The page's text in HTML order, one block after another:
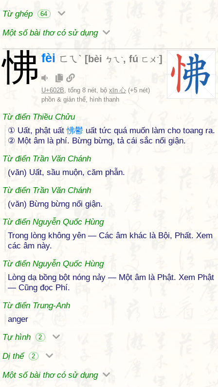
Từ ghép 64
Một số bài thơ có sử dụng
怫 fèi ㄈㄟˋ [bèi ㄅㄟˋ, fú ㄈㄨˊ]
U+602B, tổng 8 nét, bộ xīn 心 (+5 nét)
phồn & giản thể, hình thanh
Từ điển Thiều Chửu
① Uất, phật uất怫鬱 uất tức quá muốn làm cho toang ra.
② Một âm là phí. Bừng bừng, tả cái sắc nổi giận.
Từ điển Trần Văn Chánh
(văn) Uất, sầu muộn, căm phẫn.
Từ điển Trần Văn Chánh
(văn) Bừng bừng nổi giận.
Từ điển Nguyễn Quốc Hùng
Trong lòng không yên — Các âm khác là Bội, Phất. Xem
các âm này.
Từ điển Nguyễn Quốc Hùng
Lòng dạ bồng bột nóng nảy — Một âm là Phật. Xem Phật
— Cũng đọc Phí.
Từ điển Trung-Anh
anger
Tự hình
2
Dị thể 2
Một số bài thơ có sử dụng